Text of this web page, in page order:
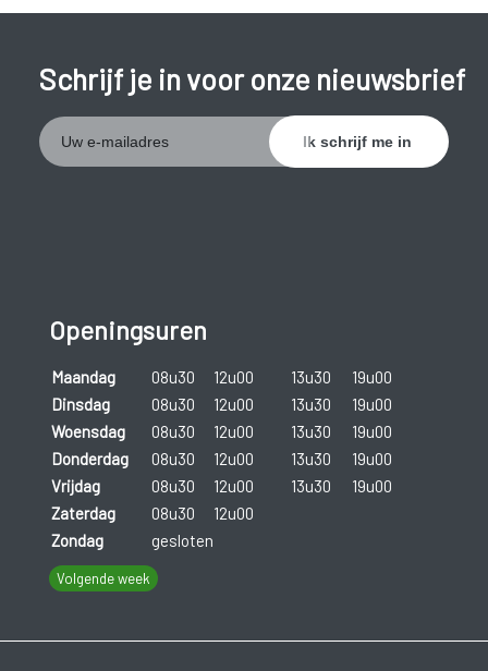
Schrijf je in voor onze nieuwsbrief
Openingsuren
Maandag 08u30 12u00 13u30
19u00
Dinsdag
08u30 12u00 13u30
19u00
Woensdag
08u30 12u00 13u30
19u00
Donderdag
08u30 12u00 13u30
19u00
Vrijdag
08u30 12u00 13u30
19u00
Zaterdag
08u30
12u00
Zondag
gesloten
Volgende week